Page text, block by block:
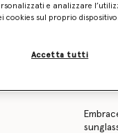
Find in
e analizzare
cookies sul proprio dispositivo.
Accetta tutti